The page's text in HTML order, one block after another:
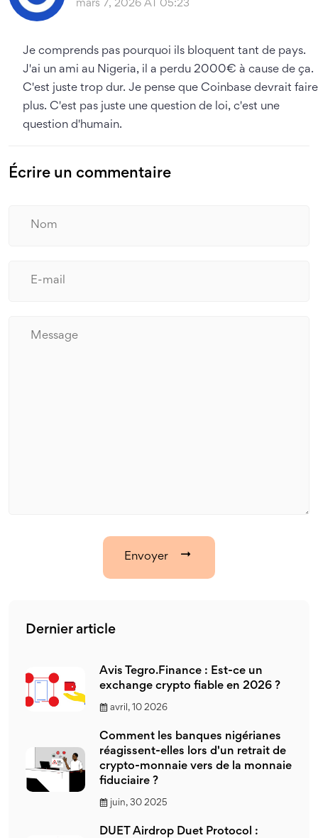
mars 7, 2026 AT 05:23
Je comprends pas pourquoi ils bloquent tant de pays.
J'ai un ami au Nigeria, il a perdu 2000€ à cause de ça.
C'est juste trop dur. Je pense que Coinbase devrait faire
plus. C'est pas juste une question de loi, c'est une
question d'humain.
Écrire un commentaire
Envoyer
Dernier article
Avis Tegro.Finance : Est-ce un
exchange crypto fiable en 2026 ?
avril, 10 2026
Comment les banques nigérianes
réagissent-elles lors d'un retrait de
crypto-monnaie vers de la monnaie
fiduciaire ?
juin, 30 2025
DUET Airdrop Duet Protocol :